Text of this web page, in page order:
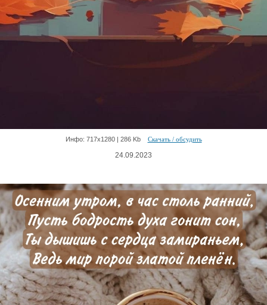
Инфо: 717х1280 | 286 Kb Скачать / обсудить
24.09.2023